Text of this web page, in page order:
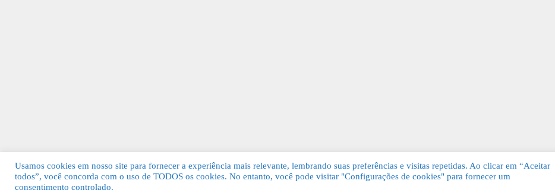
© 2026 Guia Fácil Lagos | Guia Comercial Grátis. Todos os direitos reservados. KSDESIGNER
Usamos cookies em nosso site para fornecer a experiência mais relevante, lembrando suas preferências e visitas repetidas. Ao clicar em “Aceitar
todos”, você concorda com o uso de TODOS os cookies. No entanto, você pode visitar "Configurações de cookies" para fornecer um
consentimento controlado.